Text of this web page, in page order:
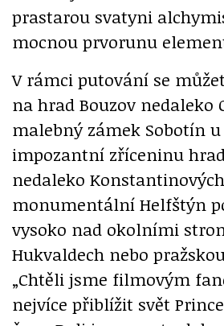
prastarou svatyni
mocnou prvorunu
V rámci putování se
na hrad Bouzov nedaleko
malebný zámek Sobotín
impozantní zříceninu
nedaleko
monumentální Helfštýn
vysoko nad okolními
Hukvaldech nebo
„Chtěli jsme filmovým
nejvíce přiblížit svět